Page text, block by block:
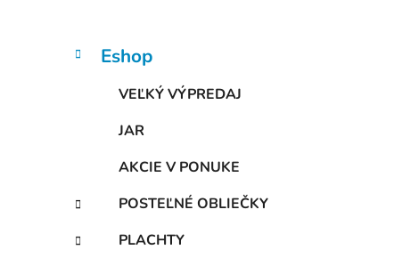
lPreskočiť
kategórie
K
a
e
Eshop
VEĽKÝ VÝPREDAJ
JAR
AKCIE V PONUKE
POSTEĽNÉ OBLIEČKY
PLACHTY